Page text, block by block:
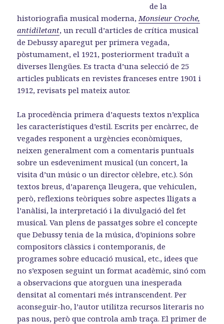
de la
historiografia musical moderna, Monsieur Croche,
antidiletant, un recull d’articles de crítica musical
de Debussy aparegut per primera vegada,
pòstumament, el 1921, posteriorment traduït a
diverses llengües. Es tracta d’una selecció de 25
articles publicats en revistes franceses entre 1901 i
1912, revisats pel mateix autor.
La procedència primera d’aquests textos n’explica
les característiques d’estil. Escrits per encàrrec, de
vegades responent a urgències econòmiques,
neixen generalment com a comentaris puntuals
sobre un esdeveniment musical (un concert, la
visita d’un músic o un director cèlebre, etc.). Són
textos breus, d’aparença lleugera, que vehiculen,
però, reflexions teòriques sobre aspectes lligats a
l’anàlisi, la interpretació i la divulgació del fet
musical. Van plens de passatges sobre el concepte
que Debussy tenia de la música, d’opinions sobre
compositors clàssics i contemporanis, de
programes sobre educació musical, etc., idees que
no s’exposen seguint un format acadèmic, sinó com
a observacions que atorguen una inesperada
densitat al comentari més intranscendent. Per
aconseguir-ho, l’autor utilitza recursos literaris no
pas nous, però que controla amb traça. El primer de